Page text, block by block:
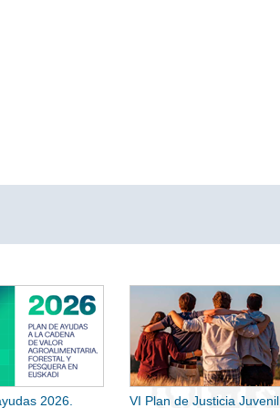
2026. VI Plan de Justicia Juvenil